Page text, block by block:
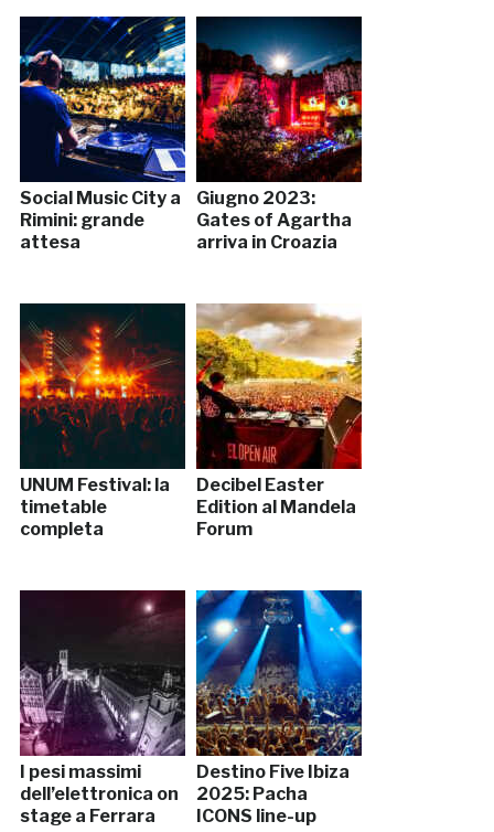
Social Music City a
Rimini: grande
attesa
Giugno 2023:
Gates of Agartha
arriva in Croazia
UNUM Festival: la
timetable
completa
Decibel Easter
Edition al Mandela
Forum
I pesi massimi
dell’elettronica on
stage a Ferrara
Destino Five Ibiza
2025: Pacha
ICONS line-up